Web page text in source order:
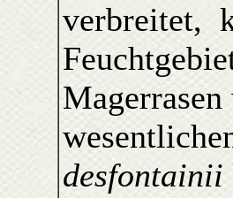
verbreitet,
desfontainii